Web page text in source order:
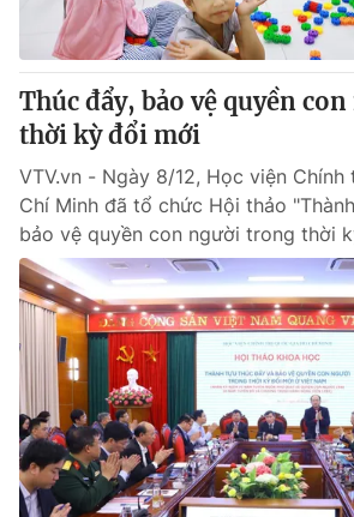
Thúc đẩy, bảo vệ quyền
thời kỳ đổi mới
VTV.vn - Ngày 8/12, Học viện Chính
Chí Minh đã tổ chức Hội thảo
bảo vệ quyền con người trong thời